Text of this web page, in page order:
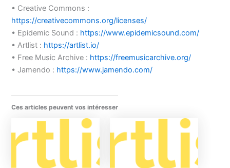
• Creative Commons :
https://creativecommons.org/licenses/
• Epidemic Sound : https://www.epidemicsound.com/
• Artlist : https://artlist.io/
• Free Music Archive : https://freemusicarchive.org/
• Jamendo : https://www.jamendo.com/
Ces articles peuvent vos intéresser